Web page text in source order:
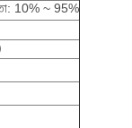
10% ~ 95%